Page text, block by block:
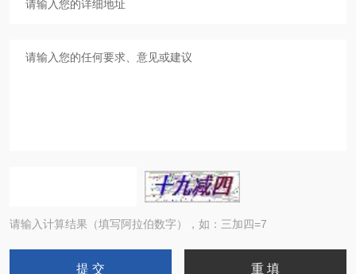
请输入计算结果（填写阿拉伯数字），如：三加四=7